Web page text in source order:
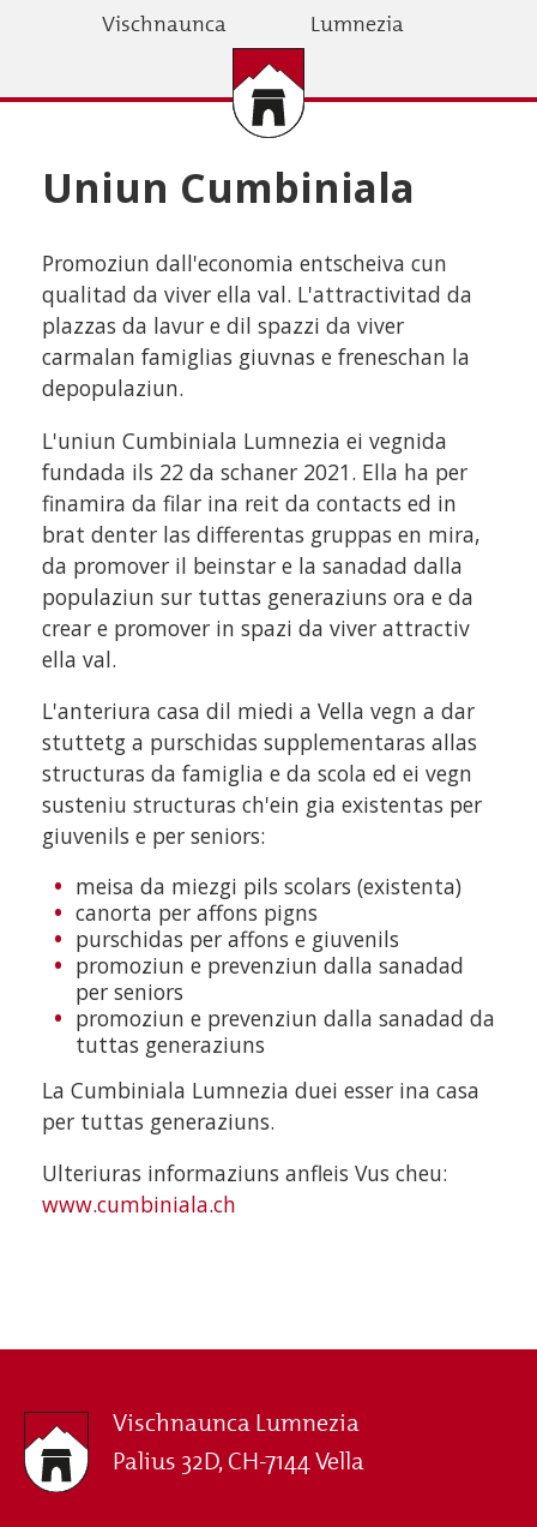
Vischnaunca Lumnezia
Uniun Cumbiniala
Promoziun dall'economia entscheiva cun
qualitad da viver ella val. L'attractivitad da
plazzas da lavur e dil spazzi da viver
carmalan famiglias giuvnas e freneschan la
depopulaziun.
L'uniun Cumbiniala Lumnezia ei vegnida
fundada ils 22 da schaner 2021. Ella ha per
finamira da filar ina reit da contacts ed in
brat denter las differentas gruppas en mira,
da promover il beinstar e la sanadad dalla
populaziun sur tuttas generaziuns ora e da
crear e promover in spazi da viver attractiv
ella val.
L'anteriura casa dil miedi a Vella vegn a dar
stuttetg a purschidas supplementaras allas
structuras da famiglia e da scola ed ei vegn
susteniu structuras ch'ein gia existentas per
giuvenils e per seniors:
meisa da miezgi pils scolars (existenta)
canorta per affons pigns
purschidas per affons e giuvenils
promoziun e prevenziun dalla sanadad
per seniors
promoziun e prevenziun dalla sanadad da
tuttas generaziuns
La Cumbiniala Lumnezia duei esser ina casa
per tuttas generaziuns.
Ulteriuras informaziuns anfleis Vus cheu:
www.cumbiniala.ch
Vischnaunca Lumnezia
Palius 32D, CH-7144 Vella